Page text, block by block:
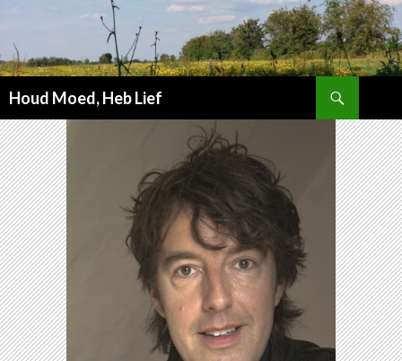
Houd Moed, Heb Lief
NAAR
INHOUD